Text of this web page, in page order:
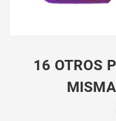
16 OTROS